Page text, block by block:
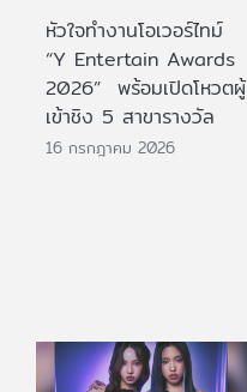
หัวใจทำงานโอเวอร์ไทม์
“Y Entertain Awards
2026” พร้อมเปิดโหวตผู้
เข้าชิง 5 สาขารางวัล
16 กรกฎาคม 2026